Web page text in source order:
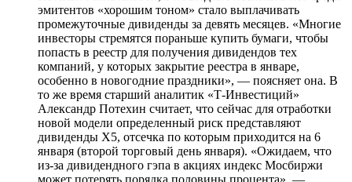
эмитентов «хорошим тоном» стало выплачивать
промежуточные дивиденды за девять месяцев. «Многие
инвесторы стремятся пораньше купить бумаги, чтобы
попасть в реестр для получения дивидендов тех
компаний, у которых закрытие реестра в январе,
особенно в новогодние праздники», — поясняет она. В
то же время старший аналитик «Т-Инвестиций»
Александр Потехин считает, что сейчас для отработки
новой модели определенный риск представляют
дивиденды X5, отсечка по которым приходится на 6
января (второй торговый день января). «Ожидаем, что
из-за дивидендного гэпа в акциях индекс Мосбиржи